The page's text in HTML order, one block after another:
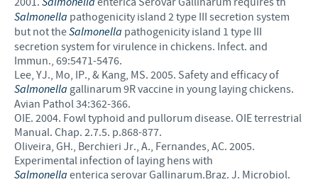
Salmonella pathogenicity island 2 type III secretion system
but not theSalmonella pathogenicity island 1 type III
secretion system for virulence in chickens. Infect. and
Immun., 69:5471-5476.
Lee, YJ., Mo, IP., & Kang, MS. 2005. Safety and efficacy of
Salmonella gallinarum 9R vaccine in young laying chickens.
Avian Pathol 34:362-366.
OIE. 2004. Fowl typhoid and pullorum disease. OIE terrestrial
Manual. Chap. 2.7.5. p.868-877.
Oliveira, GH., Berchieri Jr., A., Fernandes, AC. 2005.
Experimental infection of laying hens with
Salmonella enterica serovar Gallinarum.Braz. J. Microbiol.